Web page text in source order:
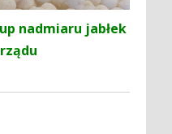
nadmiaru jabłek